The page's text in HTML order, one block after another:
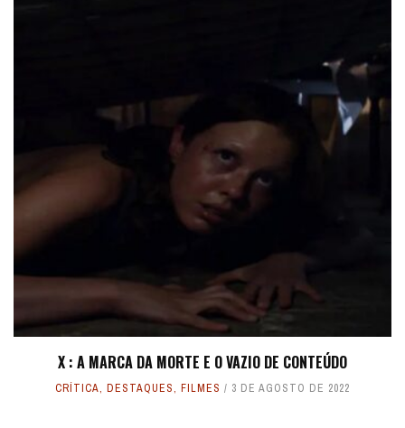
X : A MARCA DA MORTE E O VAZIO DE CONTEÚDO
CRÍTICA, DESTAQUES, FILMES 3 DE AGOSTO DE 2022